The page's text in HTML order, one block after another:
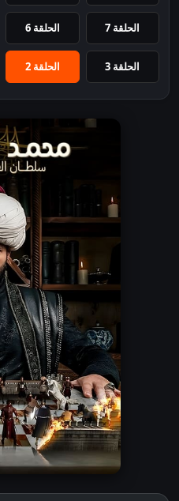
الحلقة 7 الحلقة 6
الحلقة 3 الحلقة 2